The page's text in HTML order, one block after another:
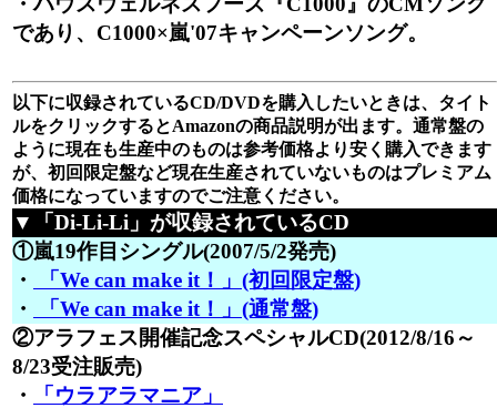
であり、C1000×嵐'07キャンペーンソング。
以下に収録されているCD/DVDを購入したいときは、タイト
ルをクリックするとAmazonの商品説明が出ます。通常盤の
ように現在も生産中のものは参考価格より安く購入できます
が、初回限定盤など現在生産されていないものはプレミアム
価格になっていますのでご注意ください。
▼「Di-Li-Li」が収録されているCD
①嵐19作目シングル(2007/5/2発売)
・
「We can make it！」(初回限定盤)
・
「We can make it！」(通常盤)
②アラフェス開催記念スペシャルCD(2012/8/16～
8/23受注販売)
・
「ウラアラマニア」